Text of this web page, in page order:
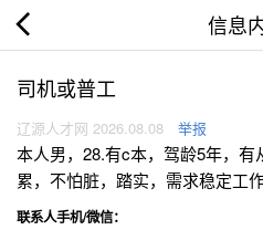
信息
司机或普工
辽源人才网 2026.08.08 举报
本人男，28.有c本，驾龄5年，
累，不怕脏，踏实，需求稳定工
联系人手机/微信：